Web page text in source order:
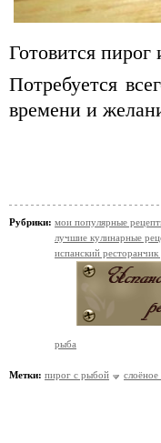
Готовится пирог
Потребуется
времени и
Рубрики: мои популярные
лучшие кулинарные
испанский
рыба
Метки: пирог с рыбой слоёное